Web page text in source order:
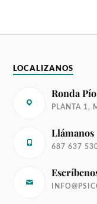
LOCALIZANOS
Ronda
PLANTA 1,
Llámanos
687 637